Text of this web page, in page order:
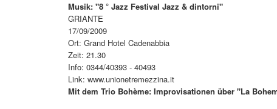
Musik: "8 ° Jazz Festival Jazz & dintorni"
GRIANTE
17/09/2009
Ort: Grand Hotel Cadenabbia
Zeit: 21.30
Info: 0344/40393 - 40493
Link: www.unionetremezzina.it
Mit dem Trio Bohème: Improvisationen über "La